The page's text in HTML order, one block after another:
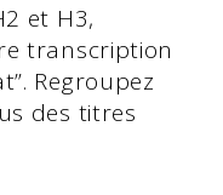
et H3,
transcription
Regroupez
des titres